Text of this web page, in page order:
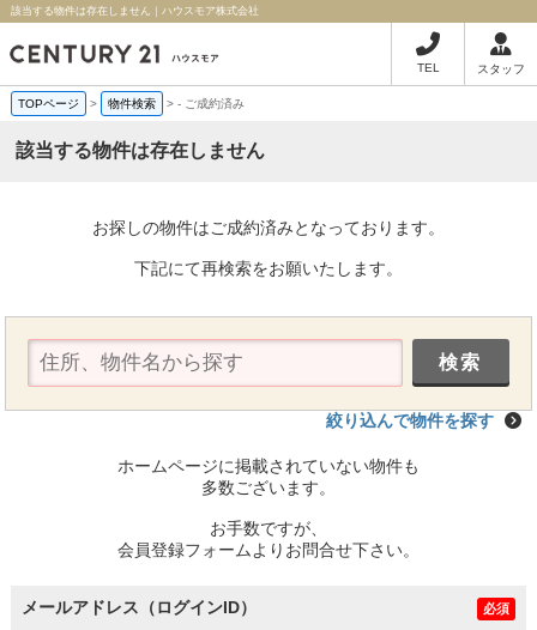
該当する物件は存在しません｜ハウスモア株式会社
TEL スタッフ
TOPページ > 物件検索 >- ご成約済み
該当する物件は存在しません
お探しの物件はご成約済みとなっております。
下記にて再検索をお願いたします。
絞り込んで物件を探す
ホームページに掲載されていない物件も
多数ございます。
お手数ですが、
会員登録フォームよりお問合せ下さい。
メールアドレス（ログインID） 必須